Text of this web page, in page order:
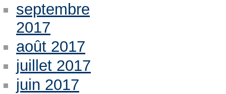
septembre
2017
août 2017
juillet 2017
juin 2017